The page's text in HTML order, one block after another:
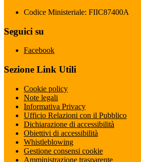
Codice Ministeriale: FIIC87400A
Seguici su
Facebook
Sezione Link Utili
Cookie policy
Note legali
Informativa Privacy
Ufficio Relazioni con il Pubblico
Dichiarazione di accessibilità
Obiettivi di accessibilità
Whistleblowing
Gestione consensi cookie
Amministrazione trasparente